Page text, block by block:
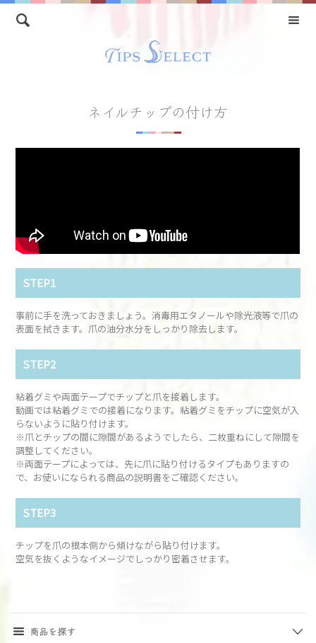
ネイルチップの付け方
STEP1
事前に手を洗っておきましょう。消毒用エタノールや除光液等で爪の
表面を拭きます。爪の油分水分をしっかり除去します。
STEP2
粘着グミや両面テープでチップと爪を接着します。
動画では粘着グミでの接着になります。粘着グミをチップに空気が入
らないように貼り付けます。
※爪とチップの間に隙間があるようでしたら、二枚重ねにして隙間を
調整してください。
※両面テープによっては、先に爪に貼り付けるタイプもありますの
で、お使いになられる商品の説明書をご確認ください。
STEP3
チップを爪の根本側から傾けながら貼り付けます。
空気を抜くようなイメージでしっかり密着させます。
商品を探す